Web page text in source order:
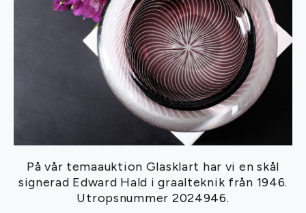
På vår temaauktion Glasklart har vi en skål
signerad Edward Hald i graalteknik från 1946.
Utropsnummer 2024946.